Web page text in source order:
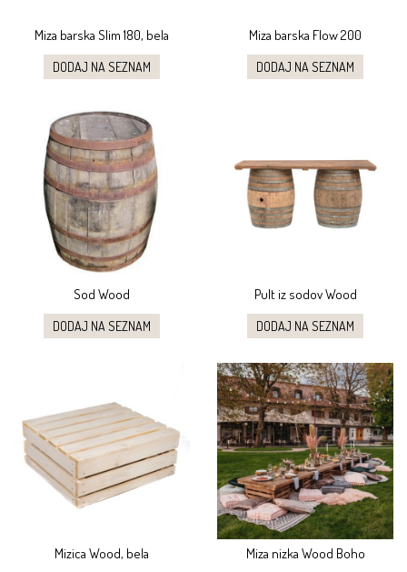
Miza barska Slim 180, bela
DODAJ NA SEZNAM
Miza barska Flow 200
DODAJ NA SEZNAM
Sod Wood
DODAJ NA SEZNAM
Pult iz sodov Wood
DODAJ NA SEZNAM
Mizica Wood, bela Miza nizka Wood Boho